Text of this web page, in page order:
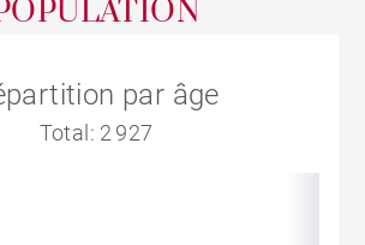
par âge
Total: 2 927